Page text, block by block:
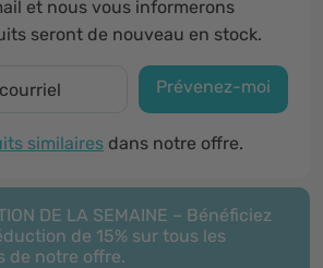
et nous vous informerons
seront de nouveau en stock.
Prévenez-moi
similaires dans notre offre.
DE LA SEMAINE – Bénéficiez
de 15% sur tous les
de notre offre.